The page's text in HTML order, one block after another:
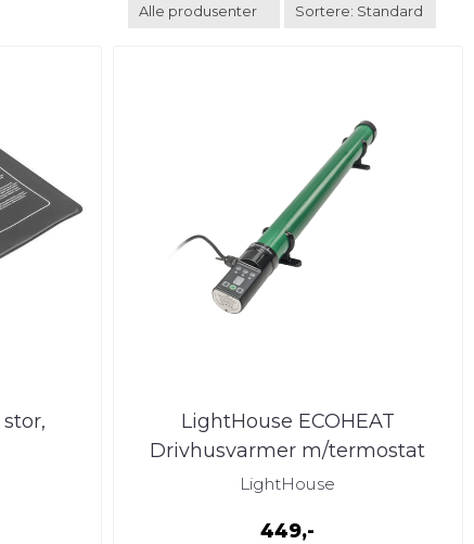
LightHouse ECOHEAT
Drivhusvarmer m/termostat
LightHouse
449,-